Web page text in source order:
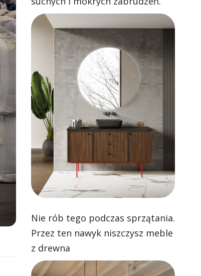
Skuteczne odkurzanie i zawsze
czyste mopowanie
Nie rób tego podczas sprzątania.
Przez ten nawyk niszczysz meble
z drewna